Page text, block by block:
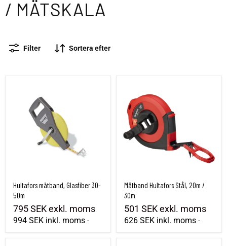
/ MÄTSKALA
Filter Sortera efter
Hultafors mätband, Glasfiber 30-
50m
795 SEKexkl. moms
994 SEK inkl. moms -
Mätband Hultafors Stål, 20m /
30m
501 SEKexkl. moms
626 SEK inkl. moms -